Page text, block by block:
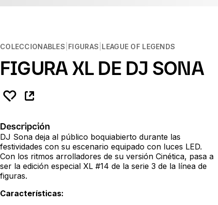
COLECCIONABLES FIGURAS LEAGUE OF LEGENDS
FIGURA XL DE DJ SONA
Descripción
DJ Sona deja al público boquiabierto durante las
festividades con su escenario equipado con luces LED.
Con los ritmos arrolladores de su versión Cinética, pasa a
ser la edición especial XL #14 de la serie 3 de la línea de
figuras.
Características: